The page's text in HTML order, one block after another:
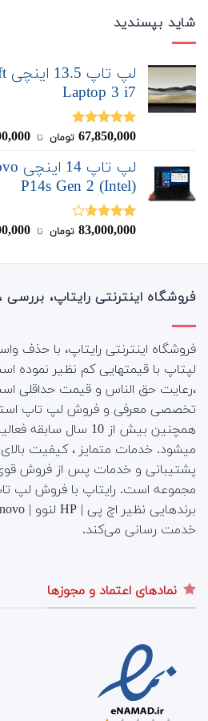
شاید بپسندید
Laptop 3 i7
نمره4.80
67,850,000 تومان ‌ تا ‌
P14s Gen 2 (Intel)
نمره
83,000,000 تومان ‌ تا ‌
فروشگاه اینترنتی رایتاپ،
فروشگاه اینترنتی رایتاپ، با حذف
لپتاپ با قیمتهایی کم نظیر نموده
،رعایت حق الناس و قیمت حداقلی
تخصصی معرفی و فروش لپ تاپ
همچنین بیش از 10 سال
میشود. خدمات متمایز ، کیفیت
پشتیبانی و خدمات پس از فروش
مجموعه است. رایتاپ با فروش لپ
خدمت رسانی می‌کند.
نمادهای اعتماد و مجوزها